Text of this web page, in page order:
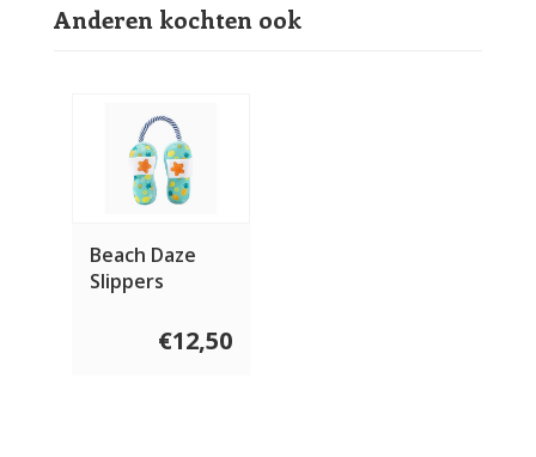
Anderen kochten ook
Beach Daze
Slippers
€12,50